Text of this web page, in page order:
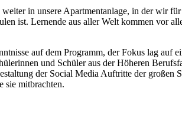
in unsere Apartmentanlage, in der wir
ist. Lernende aus aller Welt kommen vor
auf dem Programm, der Fokus lag auf
und Schüler aus der Höheren
der Social Media Auftritte der großen
sie mitbrachten.